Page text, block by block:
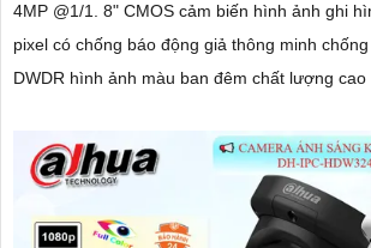
4MP @1/1. 8" CMOS cảm biến hình ảnh ghi
pixel có chống báo động giả thông minh
DWDR hình ảnh màu ban đêm chất lượng cao